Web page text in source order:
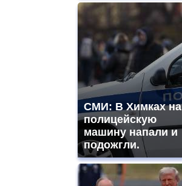
СМИ: В Химках на
полицейскую
машину напали и
подожгли.